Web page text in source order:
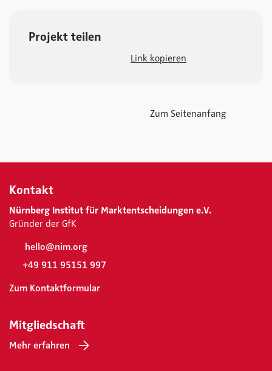
Projekt teilen
Link kopieren
Zum Seitenanfang
Kontakt
Nürnberg Institut für Marktentscheidungen e.V.
Gründer der GfK
hello@nim.org
+49 911 95151 997
Zum Kontaktformular
Mitgliedschaft
Mehr erfahren